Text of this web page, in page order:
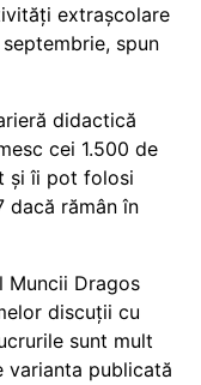
extrașcolare
spun
didactică
cei 1.500 de
și îi pot folosi
dacă rămân în
Muncii Dragos
discuții cu
sunt mult
varianta publicată